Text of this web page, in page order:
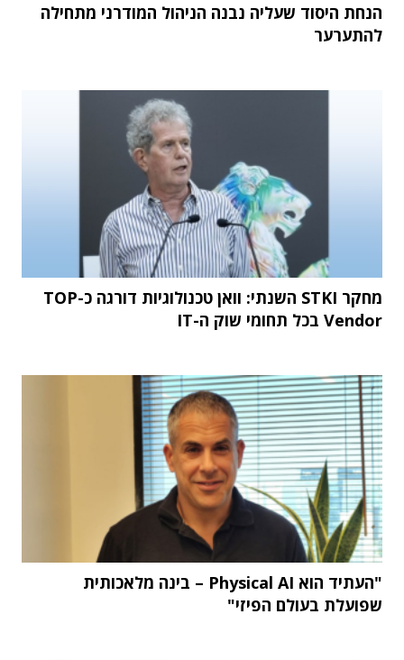
הנחת היסוד שעליה נבנה הניהול המודרני מתחילה
להתערער
מחקר STKI השנתי: וואן טכנולוגיות דורגה כ-TOP
Vendor בכל תחומי שוק ה-IT
"העתיד הוא Physical AI – בינה מלאכותית
שפועלת בעולם הפיזי"